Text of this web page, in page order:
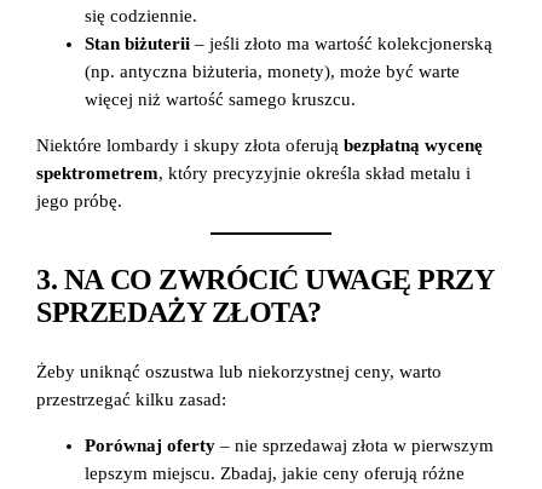
się codziennie.
Stan biżuterii – jeśli złoto ma wartość kolekcjonerską
(np. antyczna biżuteria, monety), może być warte
więcej niż wartość samego kruszcu.
Niektóre lombardy i skupy złota oferująbezpłatną wycenę
spektrometrem, który precyzyjnie określa skład metalu i
jego próbę.
3. NA CO ZWRÓCIĆ UWAGĘ PRZY
SPRZEDAŻY ZŁOTA?
Żeby uniknąć oszustwa lub niekorzystnej ceny, warto
przestrzegać kilku zasad:
Porównaj oferty – nie sprzedawaj złota w pierwszym
lepszym miejscu. Zbadaj, jakie ceny oferują różne